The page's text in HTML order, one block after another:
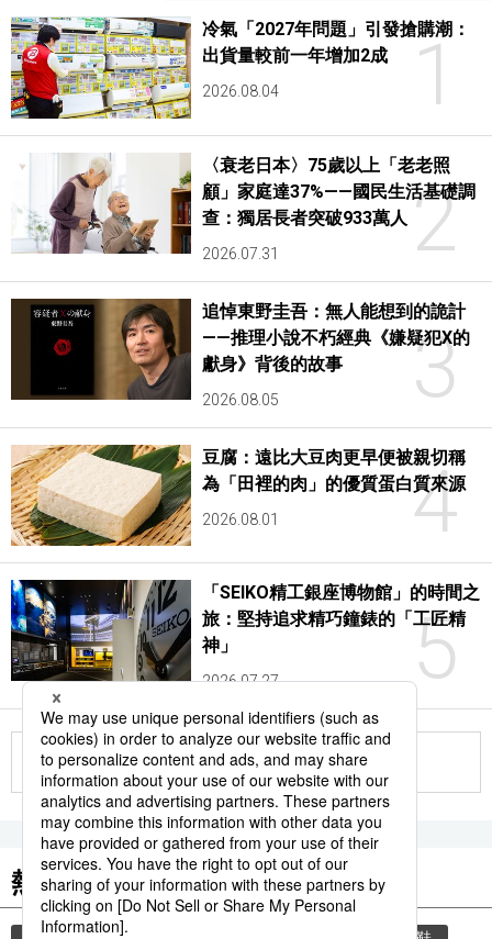
1
冷氣「2027年問題」引發搶購潮：
出貨量較前一年增加2成
2026.08.04
2
〈衰老日本〉75歲以上「老老照
顧」家庭達37%——國民生活基礎調
查：獨居長者突破933萬人
2026.07.31
3
追悼東野圭吾：無人能想到的詭計
——推理小說不朽經典《嫌疑犯X的
獻身》背後的故事
2026.08.05
4
豆腐：遠比大豆肉更早便被親切稱
為「田裡的肉」的優質蛋白質來源
2026.08.01
5
「SEIKO精工銀座博物館」的時間之
旅：堅持追求精巧鐘錶的「工匠精
神」
2026.07.27
更多
熱門關鍵詞